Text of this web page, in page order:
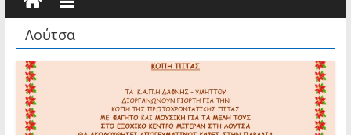
Λούτσα